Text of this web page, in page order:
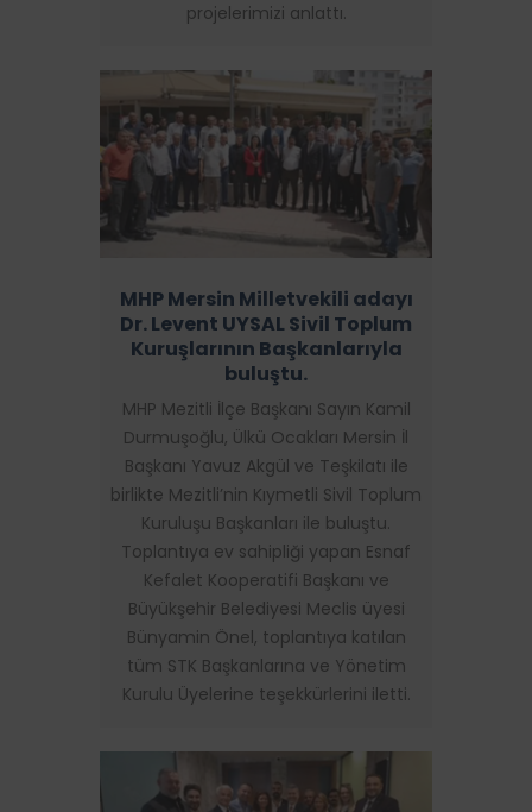
projelerimizi anlattı.
MHP Mersin Milletvekili adayı
Dr. Levent UYSAL Sivil Toplum
Kuruşlarının Başkanlarıyla
buluştu.
MHP Mezitli İlçe Başkanı Sayın Kamil
Durmuşoğlu, Ülkü Ocakları Mersin İl
Başkanı Yavuz Akgül ve Teşkilatı ile
birlikte Mezitli’nin Kıymetli Sivil Toplum
Kuruluşu Başkanları ile buluştu.
Toplantıya ev sahipliği yapan Esnaf
Kefalet Kooperatifi Başkanı ve
Büyükşehir Belediyesi Meclis üyesi
Bünyamin Önel, toplantıya katılan
tüm STK Başkanlarına ve Yönetim
Kurulu Üyelerine teşekkürlerini iletti.